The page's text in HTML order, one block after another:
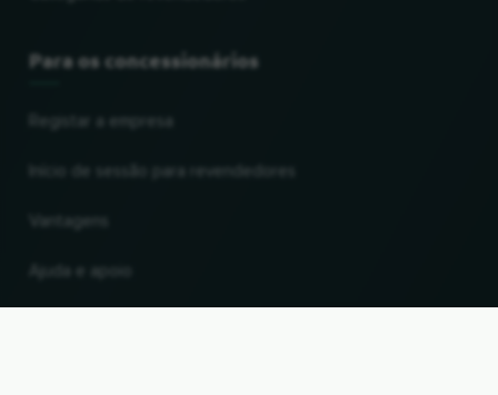
Para os concessionários
Registar a empresa
Vantagens
Ajuda e apoio